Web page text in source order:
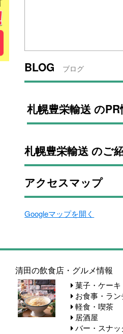
BLOG ブログ
札幌豊栄輸送 のPR
札幌豊栄輸送 のご
アクセスマップ
Googleマップを開く
清田の飲食店・グルメ情報
菓子・ケーキ
お食事・ラン
軽食・喫茶
居酒屋
バー・スナッ